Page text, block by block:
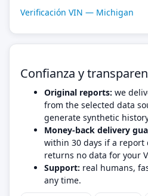
Verificación VIN — Michigan
Confianza y
Original reports: we
from the selected data
generate synthetic
Money-back delivery
within 30 days if a report
returns no data for your
Support: real humans,
any time.